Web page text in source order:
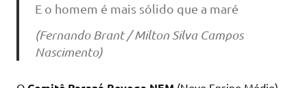
E o homem é mais sólido que a maré
(Fernando Brant / Milton Silva Campos
Nascimento)